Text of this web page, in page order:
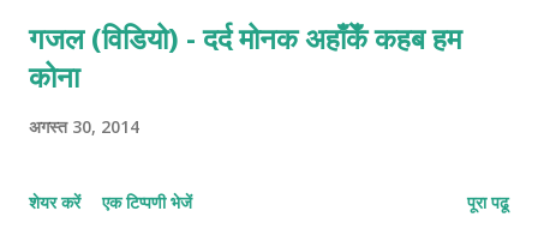
गजल (विडियो) - दर्द मोनक अहाँकेँ कहब हम
कोना
अगस्त 30, 2014
शेयर करें एक टिप्पणी भेजें पूरा पढू